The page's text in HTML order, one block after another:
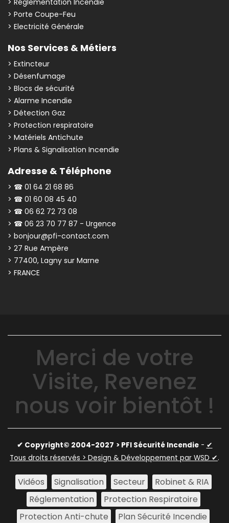
> Porte Coupe-Feu
> Electricité Générale
Nos Services & Métiers
> Extincteur
> Désenfumage
> Blocs de sécurité
> Alarme Incendie
> Détection Gaz
> Protection respiratoire
> Matériels Antichute
> Plans & Signalisation Incendie
Adresse & Téléphone
> ☎ 01 64 21 68 86
> ☎ 01 60 08 45 40
> ☎ 06 62 72 73 08
> ☎ 06 23 70 77 87 - Urgence
> bonjour@pfi-contact.com
> 27 Rue Ampère
> 77400, Lagny sur Marne
> FRANCE
Merci de votre
Visite, Revenez
nous voir bientôt !
✔ Copyright© 2004-2027 > PFI Sécurité Incendie- ✔
Tous droits réservés > Design & Développement par WSD ✔.
Vidéos Signalisation Secteur
Robinet & RIA
Réglementation
Protection Respiratoire
Protection Anti-chute
Plan Sécurité Incendie